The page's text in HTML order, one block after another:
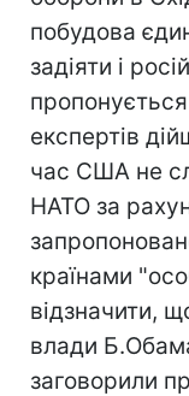
побудова
задіяти і
експертів
час США не
НАТО за
країнами
відзначити,
влади
заговорили